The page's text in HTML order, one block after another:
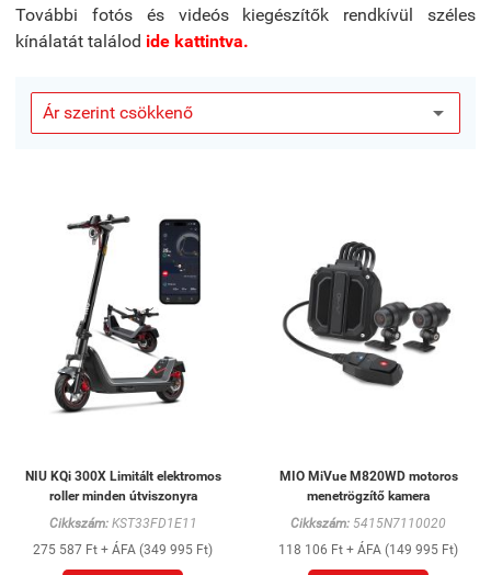
További fotós és videós kiegészítők rendkívül széles
kínálatát találod ide kattintva.
NIU KQi 300X Limitált elektromos
roller minden útviszonyra
Cikkszám:KST33FD1E11
275 587 Ft + ÁFA (349 995 Ft)
MIO MiVue M820WD motoros
menetrögzítő kamera
Cikkszám: 5415N7110020
118 106 Ft + ÁFA (149 995 Ft)